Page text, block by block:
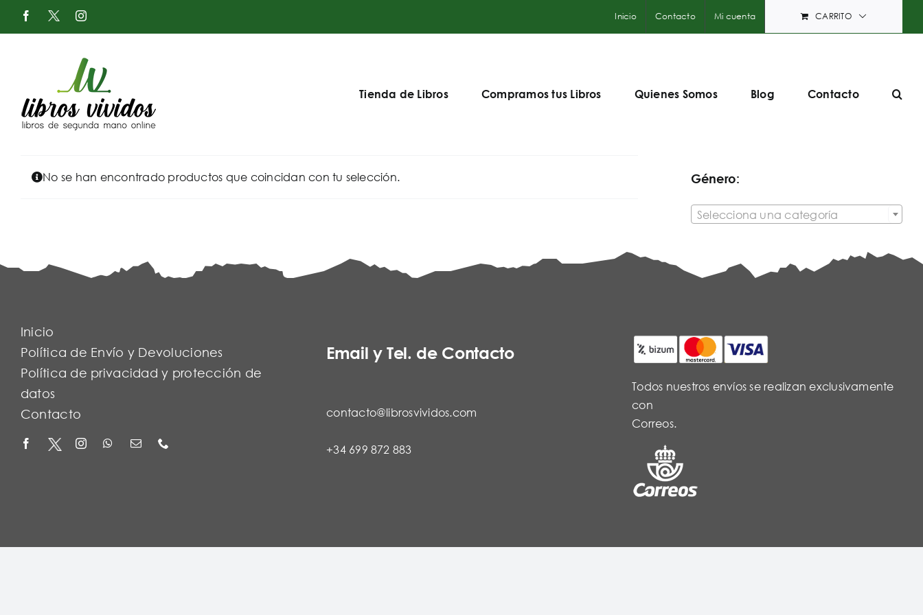
Saltar
Facebook
X
Twitter
Instagram Inicio Contacto Mi cuenta CARRITO
Tienda de Libros Compramos tus Libros Quienes Somos Blog Contacto
No se han encontrado productos que coincidan con tu selección. Género:
Selecciona una categoría
Inicio
Política de Envío y Devoluciones
Política de privacidad y protección de
datos
Contacto
Email y Tel. de Contacto
contacto@librosvividos.com
+34 699 872 883
Todos nuestros envíos se realizan exclusivamente
con
Correos.